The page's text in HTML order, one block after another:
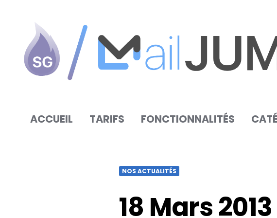
ACCUEIL TARIFS FONCTIONNALITÉS
NOS ACTUALITÉS
18 Mars